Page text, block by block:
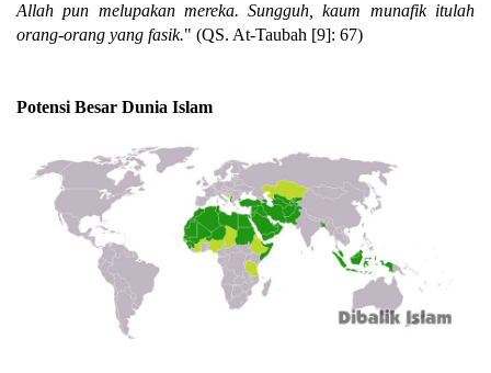
Allah pun melupakan mereka. Sungguh, kaum munafik itulah
orang-orang yang fasik." (QS. At-Taubah [9]: 67)
Potensi Besar Dunia Islam